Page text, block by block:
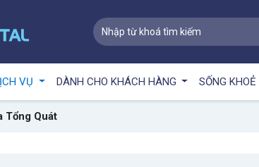
VỤ DÀNH CHO KHÁCH HÀNG SỐNG KHOẺ
Tổng Quát